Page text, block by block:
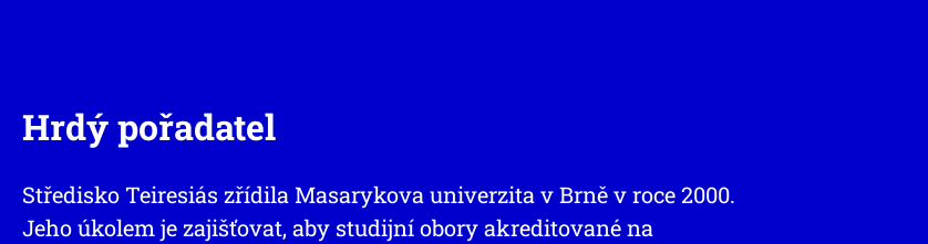
Hrdý pořadatel
Středisko Teiresiás zřídila Masarykova univerzita v Brně v roce 2000.
Jeho úkolem je zajišťovat, aby studijní obory akreditované na